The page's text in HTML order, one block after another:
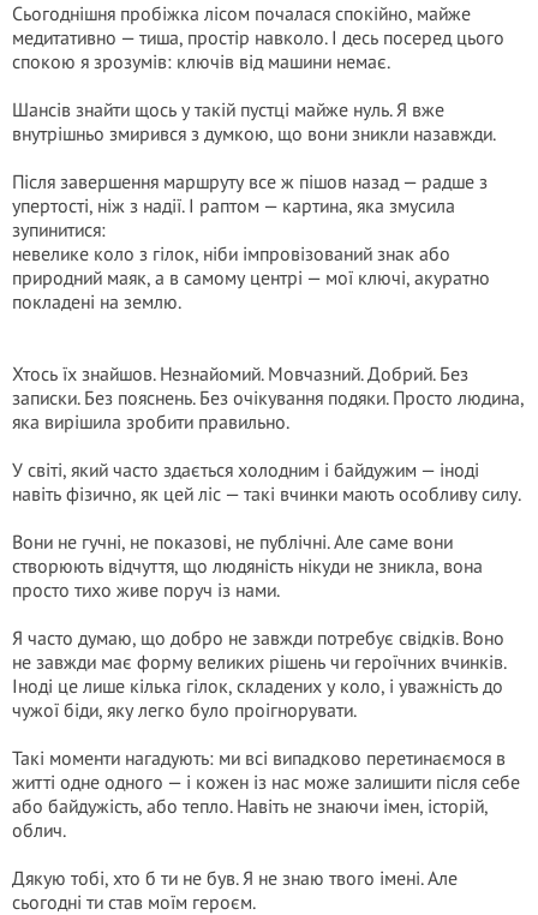
Сьогоднішня пробіжка лісом почалася спокійно, майже
медитативно — тиша, простір навколо. І десь посеред цього
спокою я зрозумів: ключів від машини немає.
Шансів знайти щось у такій пустці майже нуль. Я вже
внутрішньо змирився з думкою, що вони зникли назавжди.
Після завершення маршруту все ж пішов назад — радше з
упертості, ніж з надії. І раптом — картина, яка змусила
зупинитися:
невелике коло з гілок, ніби імпровізований знак або
природний маяк, а в самому центрі — мої ключі, акуратно
покладені на землю.
Хтось їх знайшов. Незнайомий. Мовчазний. Добрий. Без
записки. Без пояснень. Без очікування подяки. Просто людина,
яка вирішила зробити правильно.
У світі, який часто здається холодним і байдужим — іноді
навіть фізично, як цей ліс — такі вчинки мають особливу силу.
Вони не гучні, не показові, не публічні. Але саме вони
створюють відчуття, що людяність нікуди не зникла, вона
просто тихо живе поруч із нами.
Я часто думаю, що добро не завжди потребує свідків. Воно
не завжди має форму великих рішень чи героїчних вчинків.
Іноді це лише кілька гілок, складених у коло, і уважність до
чужої біди, яку легко було проігнорувати.
Такі моменти нагадують: ми всі випадково перетинаємося в
житті одне одного — і кожен із нас може залишити після себе
або байдужість, або тепло. Навіть не знаючи імен, історій,
облич.
Дякую тобі, хто б ти не був. Я не знаю твого імені. Але
сьогодні ти став моїм героєм.